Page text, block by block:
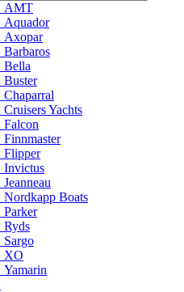
AMT
Aquador
Axopar
Bella
Buster
Yachts
Falcon
Flipper
Invictus
Nordkapp Boats
Parker
Ryds
Sargo
XO